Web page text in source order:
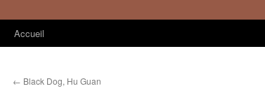
Accueil
← Black Dog, Hu Guan